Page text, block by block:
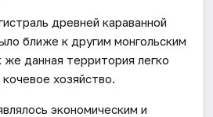
древней караванной
ближе к другим монгольским
же данная территория легко
хозяйство.
экономическим и